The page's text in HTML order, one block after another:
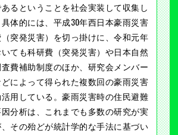
るということを社会実装して収集し
体的には、平成30年西日本豪雨災害
突発災害）を切っ掛けに、令和元年
ても科研費（突発災害）や日本自然
費補助制度のほか、研究会メンバー
によって得られた複数回の豪雨災害
用している。豪雨災害時の住民避難
分析は、これまでも多数の研究が実
その殆どが統計学的な手法に基づい